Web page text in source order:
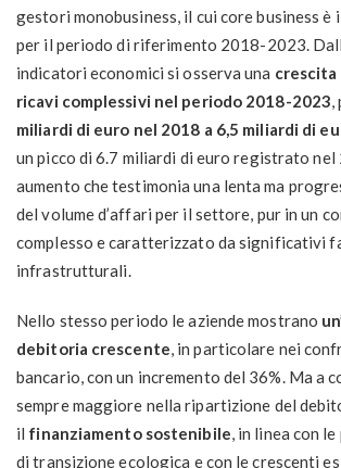
gestori monobusiness, il cui core business è
per il periodo di riferimento 2018-2023.
indicatori economici si osserva una crescita
ricavi complessivi nel periodo 2018-2023,
miliardi di euro nel 2018 a 6,5 miliardi di
un picco di 6.7 miliardi di euro registrato nel
aumento che testimonia una lenta ma
del volume d’affari per il settore, pur in un
complesso e caratterizzato da significativi
infrastrutturali.
Nello stesso periodo le aziende mostrano
debitoria crescente, in particolare nei
bancario, con un incremento del 36%. Ma a
sempre maggiore nella ripartizione del
il finanziamento sostenibile, in linea con
di transizione ecologica e con le crescenti